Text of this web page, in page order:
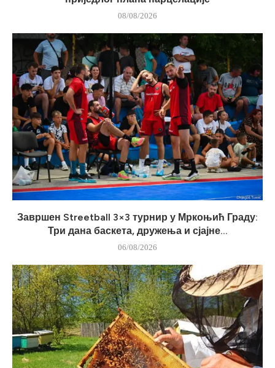
08/08/2026
Завршен Streetball 3×3 турнир у Мркоњић Граду:
Три дана баскета, дружења и сјајне...
06/08/2026